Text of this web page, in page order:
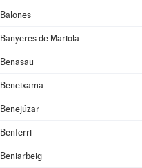
Balones
Banyeres de Mariola
Benasau
Beneixama
Benejúzar
Benferri
Beniarbeig